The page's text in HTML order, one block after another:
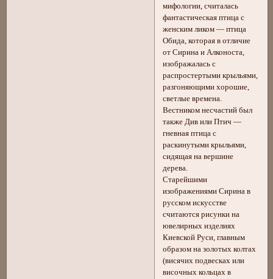
мифологии, считалась
фантастическая птица с
женским ликом — птица
Обида, которая в отличие
от Сирина и Алконоста,
изображалась с
распростертыми крыльями,
разгоняющими хорошие,
светлые времена.
Вестником несчастий был
также Див или Птич —
гневная птица с
раскинутыми крыльями,
сидящая на вершине
дерева.
Старейшими
изображениями Сирина в
русском искусстве
считаются рисунки на
ювелирных изделиях
Киевской Руси, главным
образом на золотых колтах
(висячих подвесках или
височных кольцах в